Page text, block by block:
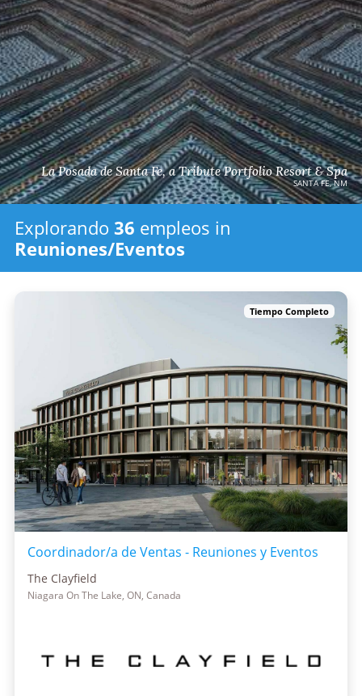
La Posada de Santa Fe, a Tribute Portfolio Resort & Spa
SANTA FE, NM
Explorando 36 empleos in
Reuniones/Eventos
Tiempo Completo
Coordinador/a de Ventas - Reuniones y Eventos
The Clayfield
Niagara On The Lake, ON, Canada